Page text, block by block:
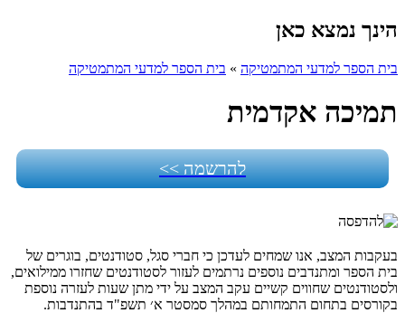
הינך נמצא כאן
בית הספר למדעי המתמטיקה » בית הספר למדעי המתמטיקה
תמיכה אקדמית
להרשמה >>
בעקבות המצב, אנו שמחים לעדכן כי חברי סגל, סטודנטים, בוגרים של
בית הספר ומתנדבים נוספים נרתמים לעזור לסטודנטים שחזרו ממילואים,
ולסטודנטים שחווים קשיים עקב המצב על ידי מתן שעות לעזרה נוספת
בקורסים בתחום התמחותם במהלך סמסטר א׳ תשפ"ד בהתנדבות.